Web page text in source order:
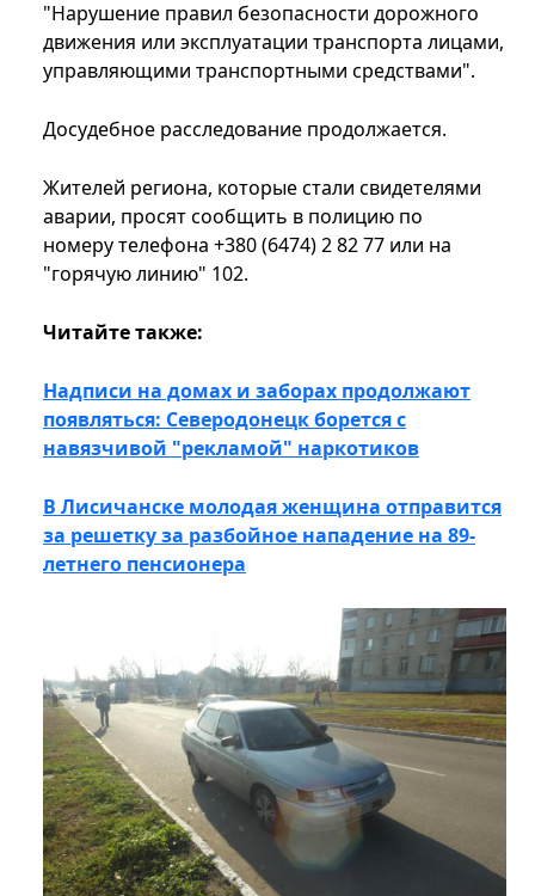
"Нарушение правил безопасности дорожного
движения или эксплуатации транспорта лицами,
управляющими транспортными средствами".
Досудебное расследование продолжается.
Жителей региона, которые стали свидетелями
аварии, просят сообщить в полицию по
номеру телефона +380 (6474) 2 82 77 или на
"горячую линию" 102.
Читайте также:
Надписи на домах и заборах продолжают
появляться: Северодонецк борется с
навязчивой "рекламой" наркотиков
В Лисичанске молодая женщина отправится
за решетку за разбойное нападение на 89-
летнего пенсионера